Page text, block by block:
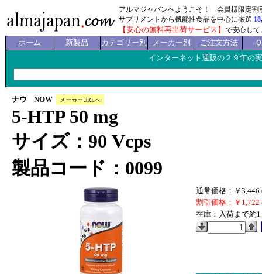
アルマジャパンへようこそ！ 会員様限定割
サプリメントから機能性食品を中心に厳選
【安心の無料再出荷サービス】 で安心し
ホーム 新製品 カテゴリー別 メーカー別 ご注文方法
インターネット通販の２９年の
ナウ NOW メーカーURLへ
5-HTP 50 mg
サイズ：90 Vcps
製品コード：0099
通常価格： ￥3,446
割引価格：￥1,722
在庫：入荷まで約